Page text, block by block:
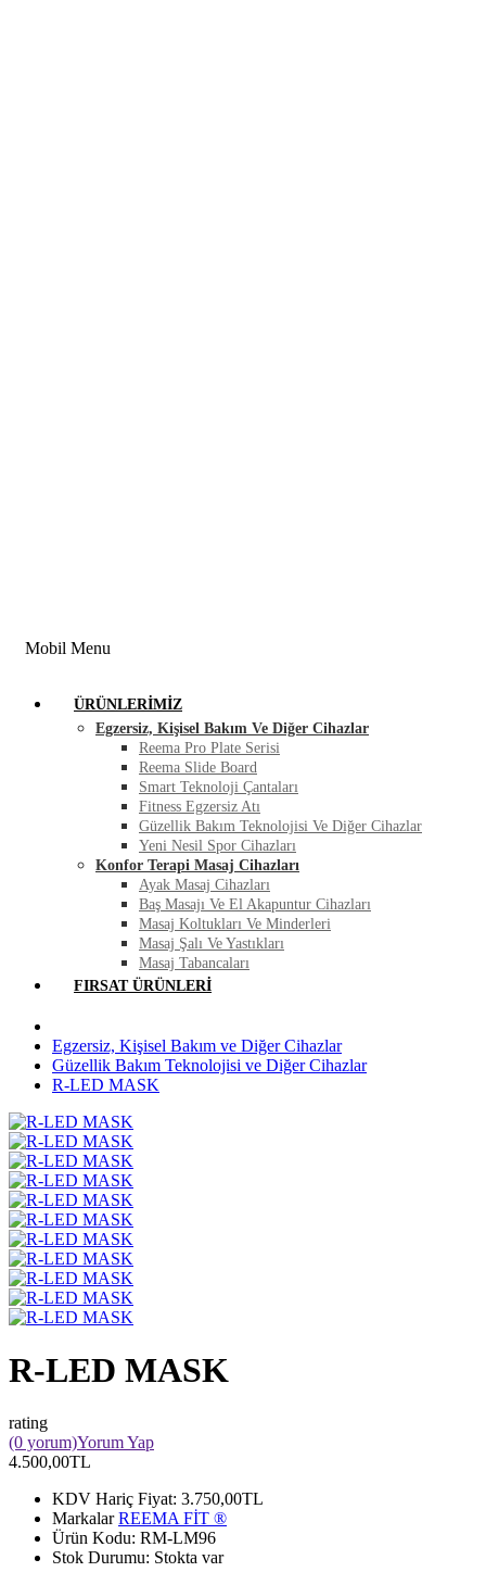
Mobil Menu
ÜRÜNLERIMIZ
Egzersiz, Kişisel Bakım Ve Diğer Cihazlar
Reema Pro Plate Serisi
Reema Slide Board
Smart Teknoloji Çantaları
Fitness Egzersiz Atı
Güzellik Bakım Teknolojisi Ve Diğer Cihazlar
Yeni Nesil Spor Cihazları
Konfor Terapi Masaj Cihazları
Ayak Masaj Cihazları
Baş Masajı Ve El Akapuntur Cihazları
Masaj Koltukları Ve Minderleri
Masaj Şalı Ve Yastıkları
Masaj Tabancaları
FIRSAT ÜRÜNLERI
Egzersiz, Kişisel Bakım ve Diğer Cihazlar
Güzellik Bakım Teknolojisi ve Diğer Cihazlar
R-LED MASK
R-LED MASK
rating
(0 yorum)Yorum Yap
4.500,00TL
KDV Hariç Fiyat: 3.750,00TL
MarkalarREEMA FİT ®️
Ürün Kodu: RM-LM96
Stok Durumu: Stokta var